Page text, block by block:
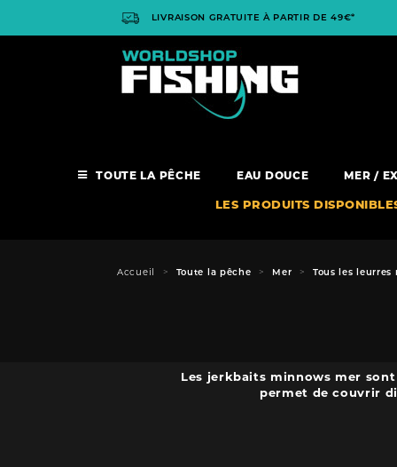
Panneau de gestion des cookies
LIVRAISON GRATUITE À PARTIR DE 49€*
TOUTE LA PÊCHE EAU DOUCE MER /
LES PRODUITS
Accueil Toute la pêche Mer Tous les leurres
Les jerkbaits minnows mer
permet de couvrir